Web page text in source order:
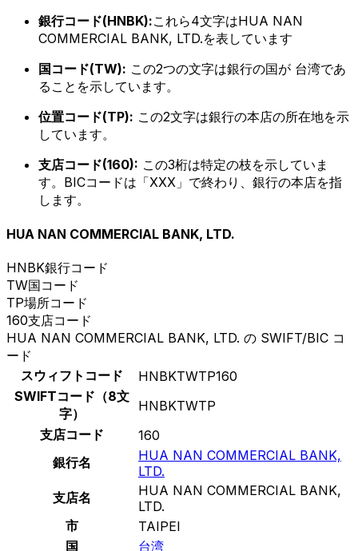
銀行コード(HNBK):これら4文字はHUA NAN
COMMERCIAL BANK, LTD.を表しています
国コード(TW): この2つの文字は銀行の国が 台湾であ
ることを示しています。
位置コード(TP): この2文字は銀行の本店の所在地を示
しています。
支店コード(160): この3桁は特定の枝を示していま
す。BICコードは「XXX」で終わり、銀行の本店を指
します。
HUA NAN COMMERCIAL BANK, LTD.
HNBK銀行コード
TW国コード
TP場所コード
160支店コード
HUA NAN COMMERCIAL BANK, LTD. の SWIFT/BIC コ
ード
スウィフトコード
HNBKTWTP160
SWIFTコード（8文
字）
HNBKTWTP
支店コード
160
銀行名
HUA NAN COMMERCIAL BANK,
LTD.
支店名
HUA NAN COMMERCIAL BANK,
LTD.
市
TAIPEI
国
台湾